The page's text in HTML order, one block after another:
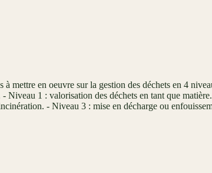
à mettre en oeuvre sur la gestion des déchets en 4
Niveau 1 : valorisation des déchets en tant que
- Niveau 3 : mise en décharge ou